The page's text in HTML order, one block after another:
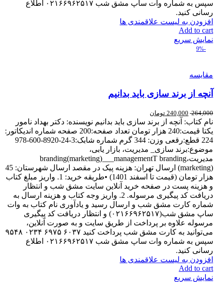
سپس به شماره وات ساپ مشق شب ۰۲۱۶۶۹۶۲۵۱۷ اطلاع
رسانی کنید.
افزودن به لیست علاقمندی ها
Add to cart
نمایش سریع
-9%
مقایسه
آنچه از برند سازی باید بدانیم
264,000
240,000 تومان
نام کتاب: آنچه از برند سازی باید بدانیم نویسنده: دکتر بهداد نامور
یکتا قیمت:240 هزار تومان تعداد صفحه:200 صفحه شماره اندیکاتور:
224 قطع:رقعی وزن: 344 گرم شماره شابک:3-24-8920-600-978
موضوع:برند سازی_ مدیریت، بازار یابی،
مدیریت،branding(marketing)___managementT branding
(marketing) ارسال تهران: هزینه پیک در مقصد ارسال شهرستان: 45
هزار تومان (قیمت تا اسفند 1401) •طریقه خرید: 1. واریز مبلغ کتاب
و هزینه پست در صفحه خرید آنلاین سایت مشق شب و انتظار
دریافت کد پیگیری مرسوله. 2. واریز وجه کتاب و هزینه ارسال به
شماره کارت مشق شب و ارسال رسید و یادآوری نام کتاب به وات
ساپ مشق شب(۰۲۱۶۶۹۶۲۵۱۷) و انتظار دریافت کد پیگیری
مرسوله علاوه بر پرداخت از طریق سایت و به صورت آنلاین،
می‌توانید به کارت مشق شب پرداخت کنید ۶۰۳۷ ۶۹۷۵ ۰۲۳۴ ۹۵۴۸
سپس به شماره وات ساپ مشق شب ۰۲۱۶۶۹۶۲۵۱۷ اطلاع
رسانی کنید.
افزودن به لیست علاقمندی ها
Add to cart
نمایش سریع